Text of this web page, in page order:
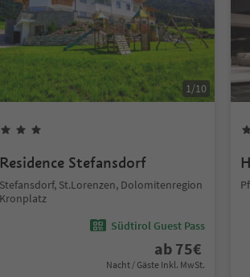
1/10
Residence Stefansdorf
Stefansdorf, St.Lorenzen, Dolomitenregion
Kronplatz
Südtirol Guest Pass
ab 75€
Nacht / Gäste Inkl. MwSt.